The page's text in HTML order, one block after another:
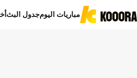
مباريات اليومجدول البث